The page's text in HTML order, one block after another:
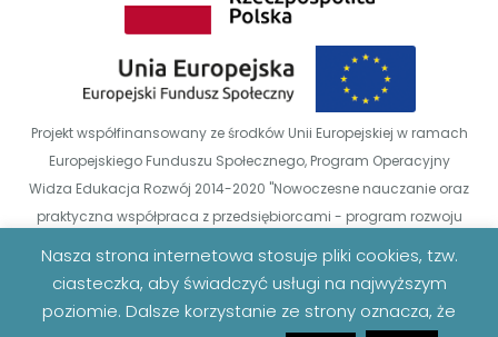
Projekt współfinansowany ze środków Unii Europejskiej w ramach
Europejskiego Funduszu Społecznego, Program Operacyjny
Widza Edukacja Rozwój 2014-2020 "Nowoczesne nauczanie oraz
praktyczna współpraca z przedsiębiorcami - program rozwoju
Nasza strona internetowa stosuje pliki cookies, tzw.
ciasteczka, aby świadczyć usługi na najwyższym
poziomie. Dalsze korzystanie ze strony oznacza, że